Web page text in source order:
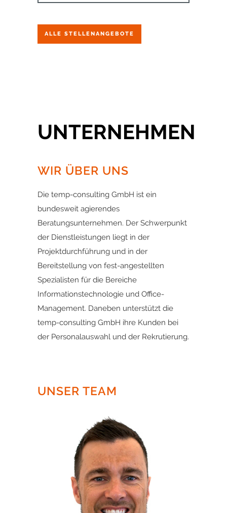
ALLE STELLENANGEBOTE
UNTERNEHMEN
WIR ÜBER UNS
Die temp-consulting GmbH ist ein
bundesweit agierendes
Beratungsunternehmen. Der Schwerpunkt
der Dienstleistungen liegt in der
Projektdurchführung und in der
Bereitstellung von fest-angestellten
Spezialisten für die Bereiche
Informationstechnologie und Office-
Management. Daneben unterstützt die
temp-consulting GmbH ihre Kunden bei
der Personalauswahl und der Rekrutierung.
UNSER TEAM